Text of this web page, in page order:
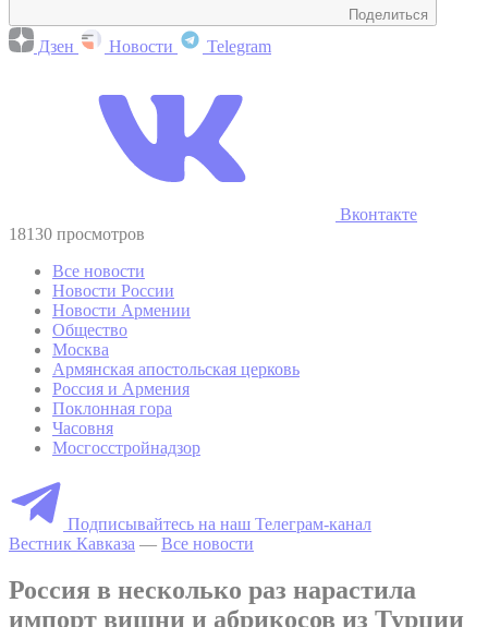
Поделиться
Дзен Новости Telegram
Вконтакте
18130 просмотров
Все новости
Новости России
Новости Армении
Общество
Москва
Армянская апостольская церковь
Россия и Армения
Поклонная гора
Часовня
Мосгосстройнадзор
Подписывайтесь на наш Телеграм-канал
Вестник Кавказа — Все новости
Россия в несколько раз нарастила
импорт вишни и абрикосов из Турции